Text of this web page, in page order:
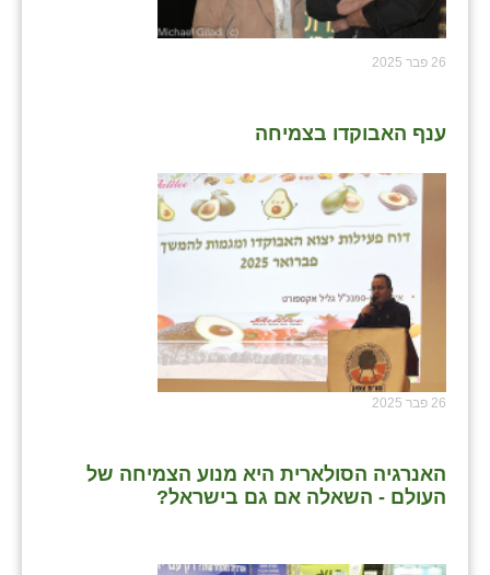
26 פבר 2025
ענף האבוקדו בצמיחה
26 פבר 2025
האנרגיה הסולארית היא מנוע הצמיחה של
העולם - השאלה אם גם בישראל?